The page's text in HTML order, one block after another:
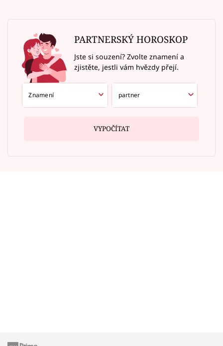
PARTNERSKÝ HOROSKOP
Jste si souzení? Zvolte znamení a
zjistěte, jestli vám hvězdy přejí.
VYPOČÍTAT